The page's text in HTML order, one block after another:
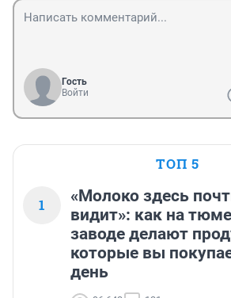
Гость
Войти
ТОП 5
1
«Молоко здесь
видит»: как на
заводе делают
которые вы
день